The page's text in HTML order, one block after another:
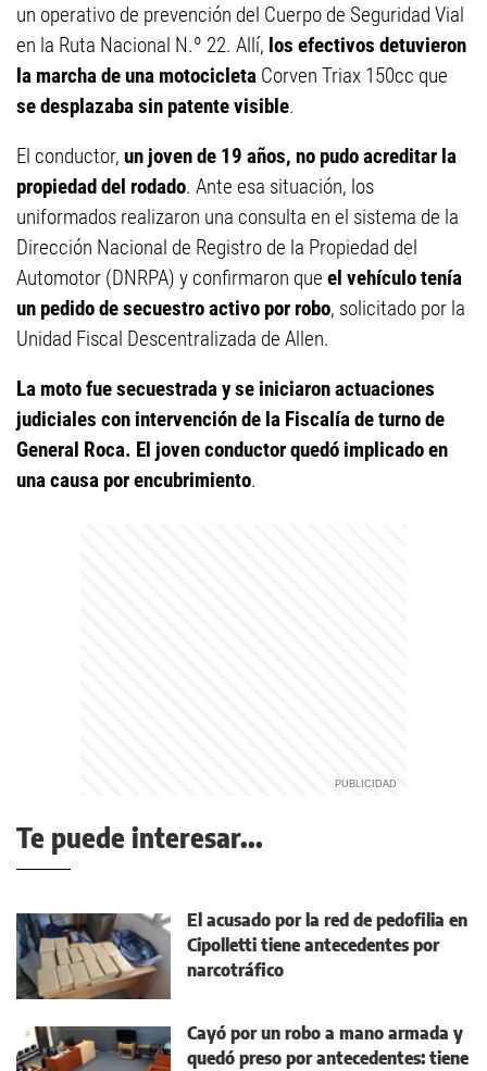
un operativo de prevención del Cuerpo de Seguridad Vial
en la Ruta Nacional N.º 22. Allí, los efectivos detuvieron
la marcha de una motocicleta Corven Triax 150cc que
se desplazaba sin patente visible.
El conductor, un joven de 19 años, no pudo acreditar la
propiedad del rodado. Ante esa situación, los
uniformados realizaron una consulta en el sistema de la
Dirección Nacional de Registro de la Propiedad del
Automotor (DNRPA) y confirmaron que el vehículo tenía
un pedido de secuestro activo por robo, solicitado por la
Unidad Fiscal Descentralizada de Allen.
La moto fue secuestrada y se iniciaron actuaciones
judiciales con intervención de la Fiscalía de turno de
General Roca. El joven conductor quedó implicado en
una causa por encubrimiento.
Te puede interesar...
El acusado por la red de pedofilia en
Cipolletti tiene antecedentes por
narcotráfico
Cayó por un robo a mano armada y
quedó preso por antecedentes: tiene